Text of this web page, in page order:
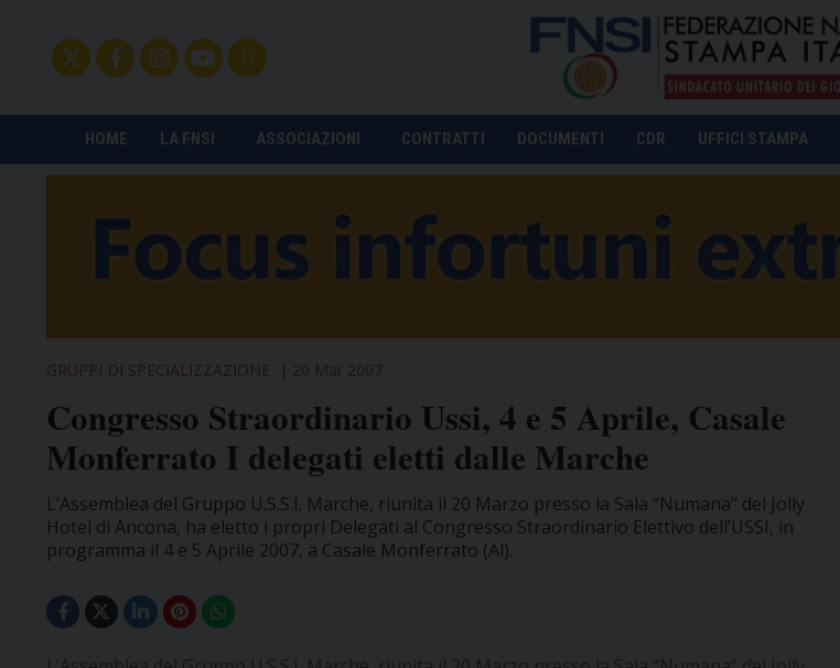
HOME LA FNSI ASSOCIAZIONI CONTRATTI DOCUMENTI CDR UFFICI STAMPA
GRUPPI DI SPECIALIZZAZIONE
Congresso Straordinario Ussi, 4 e 5 Aprile, Casale
Monferrato I delegati eletti dalle Marche
L’Assemblea del Gruppo U.S.S.I. Marche, riunita il 20 Marzo presso la Sala “Numana” del Jolly
Hotel di Ancona, ha eletto i propri Delegati al Congresso Straordinario Elettivo dell’USSI, in
programma il 4 e 5 Aprile 2007, a Casale Monferrato (Al).